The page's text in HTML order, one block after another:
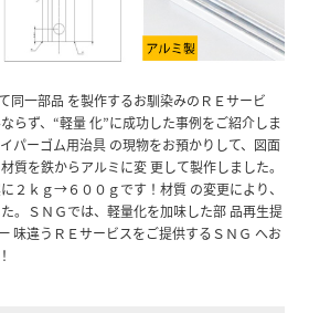
同一部品 を製作するお馴染みのＲＥサービ
らず、“軽量 化”に成功した事例をご紹介しま
パーゴム用治具 の現物をお預かりして、図面
質を鉄からアルミに変 更して製作しました。
２ｋｇ→６００ｇです！材質 の変更により、
。ＳＮＧでは、軽量化を加味した部 品再生提
味違うＲＥサービスをご提供するＳＮＧ へお